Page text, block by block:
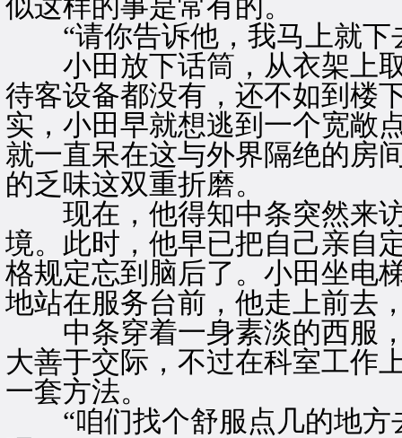
似这样的事是常有的。
“请你告诉他，我马上就下
小田放下话筒，从衣架上取
待客设备都没有，还不如到楼
实，小田早就想逃到一个宽敞
就一直呆在这与外界隔绝的房
的乏味这双重折磨。
现在，他得知中条突然来访
境。此时，他早已把自己亲自
格规定忘到脑后了。小田坐电
地站在服务台前，他走上前去
中条穿着一身素淡的西服，
大善于交际，不过在科室工作
一套方法。
“咱们找个舒服点几的地方